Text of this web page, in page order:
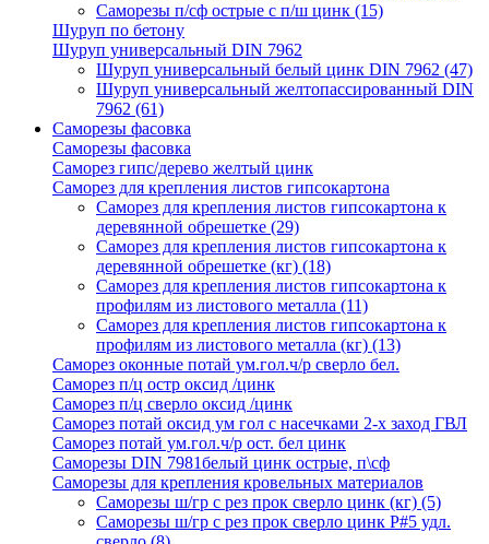
Саморезы п/сф острые с п/ш цинк (15)
Шуруп по бетону
Шуруп универсальный DIN 7962
Шуруп универсальный белый цинк DIN 7962 (47)
Шуруп универсальный желтопассированный DIN
7962 (61)
Саморезы фасовка
Саморезы фасовка
Саморез гипс/дерево желтый цинк
Саморез для крепления листов гипсокартона
Саморез для крепления листов гипсокартона к
деревянной обрешетке (29)
Саморез для крепления листов гипсокартона к
деревянной обрешетке (кг) (18)
Саморез для крепления листов гипсокартона к
профилям из листового металла (11)
Саморез для крепления листов гипсокартона к
профилям из листового металла (кг) (13)
Саморез оконные потай ум.гол.ч/р сверло бел.
Саморез п/ц остр оксид /цинк
Саморез п/ц сверло оксид /цинк
Саморез потай оксид ум гол с насечками 2-х заход ГВЛ
Саморез потай ум.гол.ч/р ост. бел цинк
Саморезы DIN 7981белый цинк острые, п\сф
Саморезы для крепления кровельных материалов
Саморезы ш/гр с рез прок сверло цинк (кг) (5)
Саморезы ш/гр с рез прок сверло цинк P#5 удл.